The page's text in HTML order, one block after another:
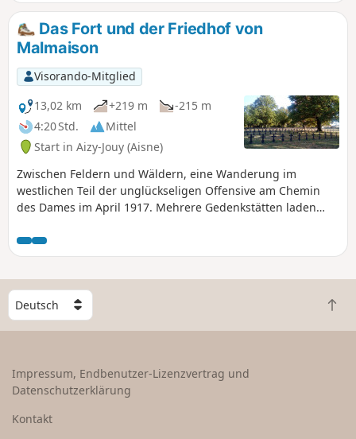
Craonnelle... und lassen Sie die Atmosphäre dieser Orte auf
sich wirken, die die Geschichte des Ersten Weltkriegs
widerspiegeln.
Das Fort und der Friedhof von
Malmaison
Visorando-Mitglied
13,02 km
+219 m
-215 m
4:20 Std.
Mittel
Start in Aizy-Jouy (Aisne)
Zwischen Feldern und Wäldern, eine Wanderung im
westlichen Teil der unglückseligen Offensive am Chemin
des Dames im April 1917. Mehrere Gedenkstätten laden
Kriege verursachen.
W
ä
h
e
n
Z
u
Impressum, Endbenutzer-Lizenzvertrag und
Datenschutzerklärung
Kontakt